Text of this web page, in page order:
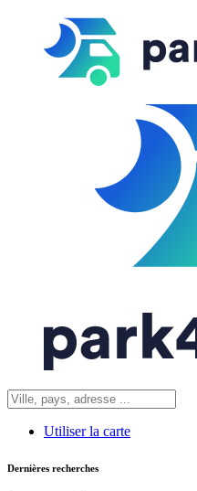
Utiliser la carte
Dernières recherches